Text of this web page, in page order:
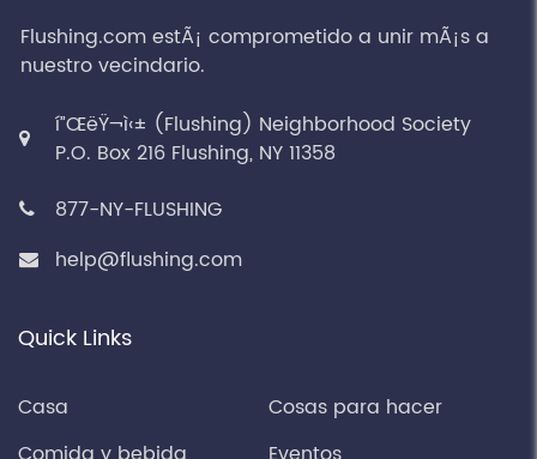
Flushing.com estÃ¡ comprometido a unir mÃ¡s a
nuestro vecindario.
í”ŒëŸ¬ì‹± (Flushing) Neighborhood Society
P.O. Box 216 Flushing, NY 11358
877-NY-FLUSHING
help@flushing.com
Quick Links
Casa
Cosas para hacer